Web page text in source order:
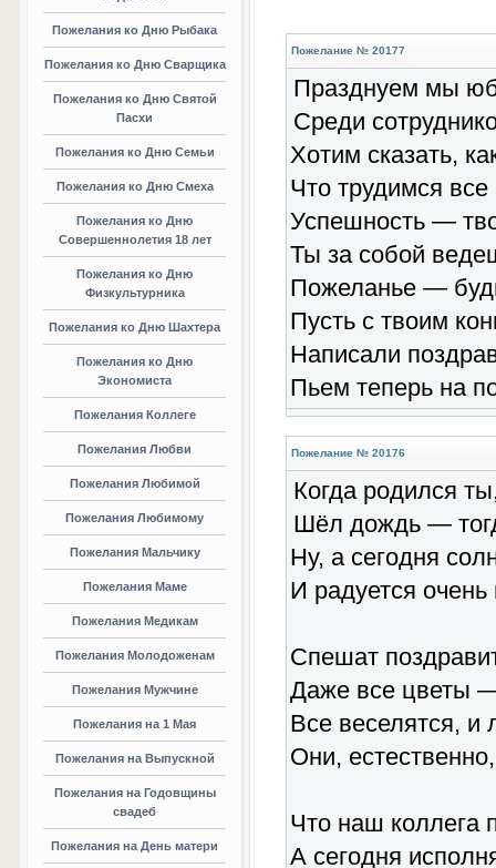
Пожелания ко Дню Рыбака
Пожелания ко Дню Сварщика
Пожелания ко Дню Святой
Пасхи
Пожелания ко Дню Семьи
Пожелания ко Дню Смеха
Пожелания ко Дню
Совершеннолетия 18 лет
Пожелания ко Дню
Физкультурника
Пожелания ко Дню Шахтера
Пожелания ко Дню
Экономиста
Пожелания Коллеге
Пожелания Любви
Пожелания Любимой
Пожелания Любимому
Пожелания Мальчику
Пожелания Маме
Пожелания Медикам
Пожелания Молодоженам
Пожелания Мужчине
Пожелания на 1 Мая
Пожелания на Выпускной
Пожелания на Годовщины
свадеб
Пожелания на День матери
Пожелание № 20177
Празднуем мы
Среди
Хотим сказать,
Что трудимся
Успешность —
Ты за собой
Пожеланье —
Пусть с твоим
Написали
Пьем теперь на
Пожелание № 20176
Когда родился
Шёл дождь —
Ну, а сегодня
И радуется
Спешат
Даже все цветы
Все веселятся, и
Они,
Что наш коллега
А сегодня